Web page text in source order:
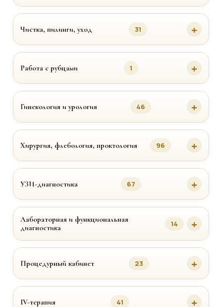
Чистка, пилинги, уход 31
Работа с рубцами 1
Гинекология и урология 46
Хирургия, флебология, проктология 96
УЗИ-диагностика 67
Лабораторная и функциональная
диагностика
14
Процедурный кабинет 23
IV-терапия 41